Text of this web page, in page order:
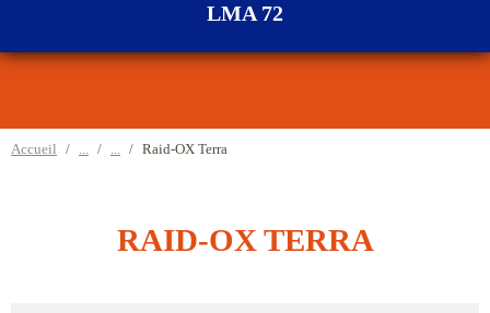
LMA 72
Accueil Raid-OX Terra
RAID-OX TERRA